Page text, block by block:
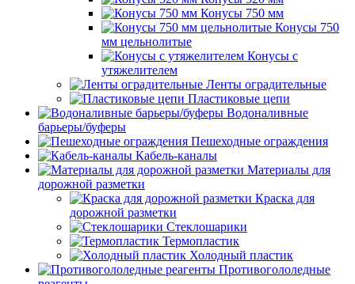
Конусы 750 мм
Конусы 750
мм цельнолитые
Конусы с
утяжелителем
Ленты оградительные
Пластиковые цепи
Водоналивные
барьеры/буферы
Пешеходные ограждения
Кабель-каналы
Материалы для
дорожной разметки
Краска для
дорожной разметки
Стеклошарики
Термопластик
Холодный пластик
Противогололедные